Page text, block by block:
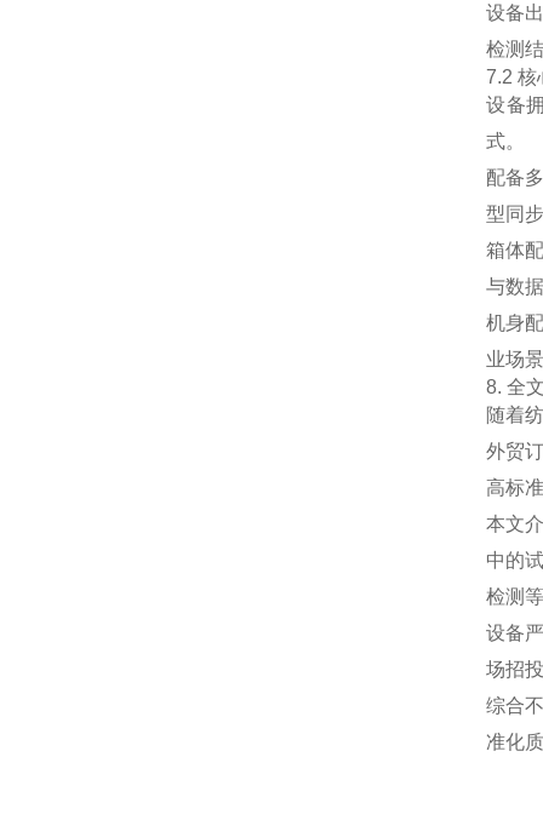
设备
检测
7.2 核
设备
式。
配备
型同
箱体
与数
机身
业场
8. 全
随着
外贸
高标
本文
中的
检测
设备
场招
综合
准化